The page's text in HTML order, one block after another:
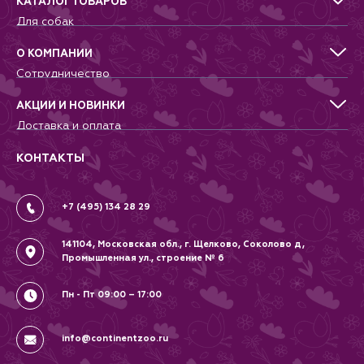
Для собак
Для кошек
Для грызунов
Для птиц
Аквариумистика, пруд, море
Террариумистика
О КОМПАНИИ
Сотрудничество
Питомникам
Добрые дела
Новости
Контакты
Вопрос-Ответ
АКЦИИ И НОВИНКИ
Доставка и оплата
Гарантии и возврат
Вакансии
Политика
Соглашение
КОНТАКТЫ
+7 (495) 134 28 29
141104, Московская обл., г. Щелково, Соколово д,
Промышленная ул., строение № 6
Пн - Пт 09:00 – 17:00
info@continentzoo.ru